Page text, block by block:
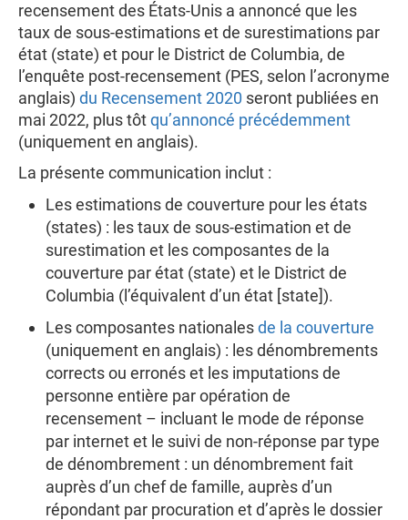
recensement des États-Unis a annoncé que les
taux de sous-estimations et de surestimations par
état (state) et pour le District de Columbia, de
l’enquête post-recensement (PES, selon l’acronyme
anglais) du Recensement 2020 seront publiées en
mai 2022, plus tôtqu’annoncé précédemment
(uniquement en anglais).
La présente communication inclut :
Les estimations de couverture pour les états
(states) : les taux de sous-estimation et de
surestimation et les composantes de la
couverture par état (state) et le District de
Columbia (l’équivalent d’un état [state]).
Les composantes nationalesde la couverture
(uniquement en anglais) : les dénombrements
corrects ou erronés et les imputations de
personne entière par opération de
recensement – incluant le mode de réponse
par internet et le suivi de non-réponse par type
de dénombrement : un dénombrement fait
auprès d’un chef de famille, auprès d’un
répondant par procuration et d’après le dossier